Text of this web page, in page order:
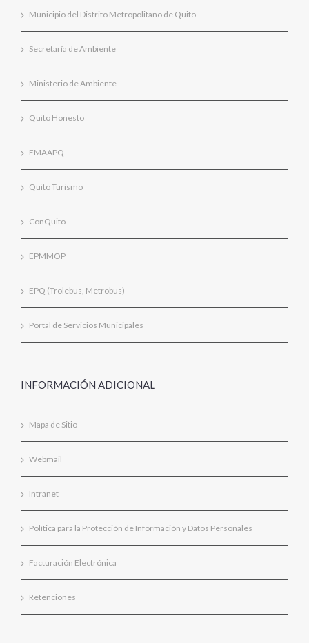
Municipio del Distrito Metropolitano de Quito
Secretaría de Ambiente
Ministerio de Ambiente
Quito Honesto
EMAAPQ
Quito Turismo
ConQuito
EPMMOP
EPQ (Trolebus, Metrobus)
Portal de Servicios Municipales
INFORMACIÓN ADICIONAL
Mapa de Sitio
Webmail
Intranet
Política para la Protección de Información y Datos Personales
Facturación Electrónica
Retenciones